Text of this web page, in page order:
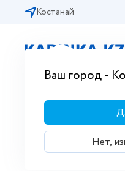
Костанай
Ваш город -
Нет,
Бесплатная доставка
Сантехника